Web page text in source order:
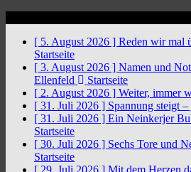
[ 5. August 2026 ] Reden wir mal
Startseite
[ 3. August 2026 ] Namen und
Ellenfeld
Startseite
[ 2. August 2026 ] Weiter, immer
[ 31. Juli 2026 ] Spannung steigt –
[ 31. Juli 2026 ] Ein Neinkerjer
Startseite
[ 30. Juli 2026 ] Sechs Tore und
Startseite
[ 29. Juli 2026 ] Mit dem Herzen